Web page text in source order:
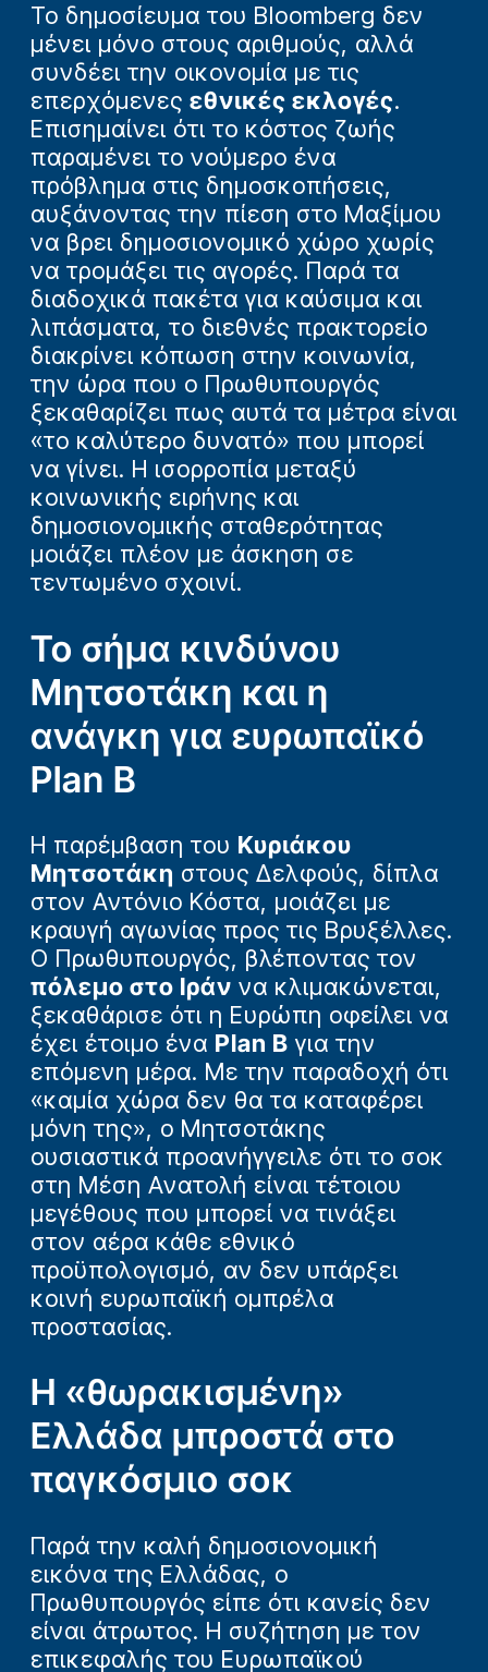
Το δημοσίευμα του Bloomberg δεν
μένει μόνο στους αριθμούς, αλλά
συνδέει την οικονομία με τις
επερχόμενες εθνικές εκλογές.
Επισημαίνει ότι το κόστος ζωής
παραμένει το νούμερο ένα
πρόβλημα στις δημοσκοπήσεις,
αυξάνοντας την πίεση στο Μαξίμου
να βρει δημοσιονομικό χώρο χωρίς
να τρομάξει τις αγορές. Παρά τα
διαδοχικά πακέτα για καύσιμα και
λιπάσματα, το διεθνές πρακτορείο
διακρίνει κόπωση στην κοινωνία,
την ώρα που ο Πρωθυπουργός
ξεκαθαρίζει πως αυτά τα μέτρα είναι
«το καλύτερο δυνατό» που μπορεί
να γίνει. Η ισορροπία μεταξύ
κοινωνικής ειρήνης και
δημοσιονομικής σταθερότητας
μοιάζει πλέον με άσκηση σε
τεντωμένο σχοινί.
Το σήμα κινδύνου
Μητσοτάκη και η
ανάγκη για ευρωπαϊκό
Plan B
Η παρέμβαση του Κυριάκου
Μητσοτάκη στους Δελφούς, δίπλα
στον Αντόνιο Κόστα, μοιάζει με
κραυγή αγωνίας προς τις Βρυξέλλες.
Ο Πρωθυπουργός, βλέποντας τον
πόλεμο στο Ιράν να κλιμακώνεται,
ξεκαθάρισε ότι η Ευρώπη οφείλει να
έχει έτοιμο ένα Plan B για την
επόμενη μέρα. Με την παραδοχή ότι
«καμία χώρα δεν θα τα καταφέρει
μόνη της», ο Μητσοτάκης
ουσιαστικά προανήγγειλε ότι το σοκ
στη Μέση Ανατολή είναι τέτοιου
μεγέθους που μπορεί να τινάξει
στον αέρα κάθε εθνικό
προϋπολογισμό, αν δεν υπάρξει
κοινή ευρωπαϊκή ομπρέλα
προστασίας.
Η «θωρακισμένη»
Ελλάδα μπροστά στο
παγκόσμιο σοκ
Παρά την καλή δημοσιονομική
εικόνα της Ελλάδας, ο
Πρωθυπουργός είπε ότι κανείς δεν
είναι άτρωτος. Η συζήτηση με τον
επικεφαλής του Ευρωπαϊκού